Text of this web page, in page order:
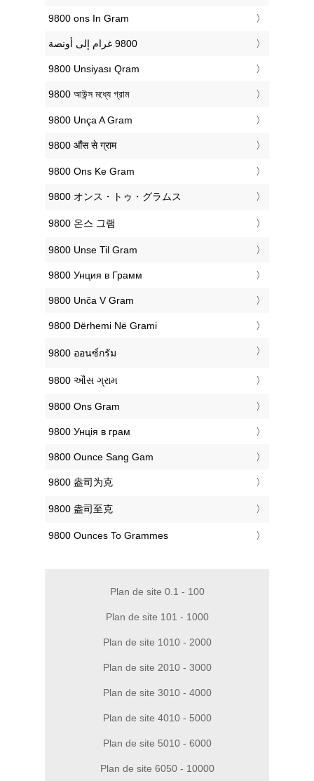
‎9800 ons In Gram
‎9800 Unsiyası Qram
‎9800 আউন্স মধ্যে গ্রাম
‎9800 Unça A Gram
‎9800 औंस से ग्राम
‎9800 Ons Ke Gram
‎9800 オンス・トゥ・グラムス
‎9800 온스 그램
‎9800 Unse Til Gram
‎9800 Унция в Грамм
‎9800 Unča V Gram
‎9800 Dërhemi Në Grami
‎9800 ออนซ์กรัม
‎9800 ઔંસ ગ્રામ
‎9800 Ons Gram
‎9800 Унція в грам
‎9800 Ounce Sang Gam
‎9800 盎司为克
‎9800 盎司至克
‎9800 Ounces To Grammes
Plan de site 0.1 - 100
Plan de site 101 - 1000
Plan de site 1010 - 2000
Plan de site 2010 - 3000
Plan de site 3010 - 4000
Plan de site 4010 - 5000
Plan de site 5010 - 6000
Plan de site 6050 - 10000